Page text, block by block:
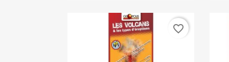
favorite_border